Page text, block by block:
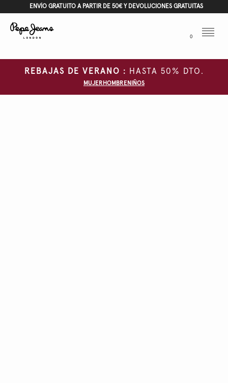
ENVÍO GRATUITO A PARTIR DE 50€ Y DEVOLUCIONES GRATUITAS
0
Menu
REBAJAS DE VERANO : HASTA 50% DTO.
MUJER HOMBRENIÑOS